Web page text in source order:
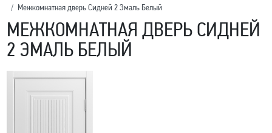
Межкомнатная дверь Сидней 2 Эмаль Белый
МЕЖКОМНАТНАЯ ДВЕРЬ СИДНЕЙ
2 ЭМАЛЬ БЕЛЫЙ